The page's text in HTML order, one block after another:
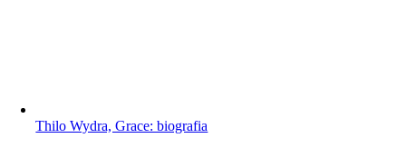
Thilo Wydra, Grace: biografia